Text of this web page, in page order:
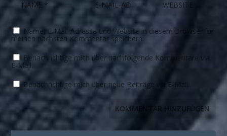
Name, E-Mail-Adresse und Website in diesem Browser für
meinen nächsten Kommentar speichern.
Benachrichtige mich über nachfolgende Kommentare via
E-Mail.
Benachrichtige mich über neue Beiträge via E-Mail.